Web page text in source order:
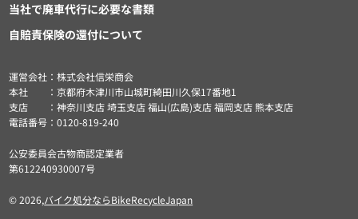
当社で廃車代行に必要な書類
自賠責保険の還付について
運営会社：株式会社信栄商会
本社 ：京都府木津川市山城町綺田川久保17番地1
支店 ：神奈川支店 埼玉支店 福山(広島)支店 福岡支店 熊本支店
電話番号：0120-819-240
公安委員会古物商認定業者
第612240930007号
© 2026,バイク処分ならBikeRecycleJapan